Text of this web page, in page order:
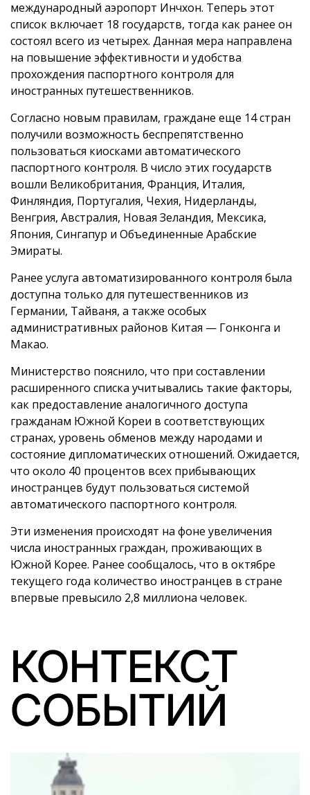
международный аэропорт Инчхон. Теперь этот
список включает 18 государств, тогда как ранее он
состоял всего из четырех. Данная мера направлена
на повышение эффективности и удобства
прохождения паспортного контроля для
иностранных путешественников.
Согласно новым правилам, граждане еще 14 стран
получили возможность беспрепятственно
пользоваться киосками автоматического
паспортного контроля. В число этих государств
вошли Великобритания, Франция, Италия,
Финляндия, Португалия, Чехия, Нидерланды,
Венгрия, Австралия, Новая Зеландия, Мексика,
Япония, Сингапур и Объединенные Арабские
Эмираты.
Ранее услуга автоматизированного контроля была
доступна только для путешественников из
Германии, Тайваня, а также особых
административных районов Китая — Гонконга и
Макао.
Министерство пояснило, что при составлении
расширенного списка учитывались такие факторы,
как предоставление аналогичного доступа
гражданам Южной Кореи в соответствующих
странах, уровень обменов между народами и
состояние дипломатических отношений. Ожидается,
что около 40 процентов всех прибывающих
иностранцев будут пользоваться системой
автоматического паспортного контроля.
Эти изменения происходят на фоне увеличения
числа иностранных граждан, проживающих в
Южной Корее. Ранее сообщалось, что в октябре
текущего года количество иностранцев в стране
впервые превысило 2,8 миллиона человек.
КОНТЕКСТ
СОБЫТИЙ